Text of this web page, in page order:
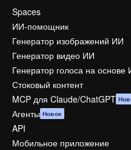
Spaces
ИИ-помощник
Генератор изображений ИИ
Генератор видео ИИ
Генератор голоса на основе
Стоковый контент
MCP для Claude/ChatGPT
Агенты Новое
API
Мобильное приложение